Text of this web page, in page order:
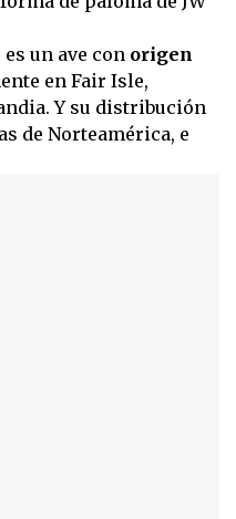
un ave con origen
en Fair Isle,
Y su distribución
de Norteamérica, e